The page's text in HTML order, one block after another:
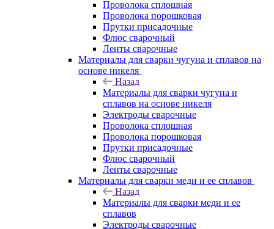
Проволока сплошная
Проволока порошковая
Прутки присадочные
Флюс сварочный
Ленты сварочные
Материалы для сварки чугуна и сплавов на
основе никеля
Назад
Материалы для сварки чугуна и
сплавов на основе никеля
Электроды сварочные
Проволока сплошная
Проволока порошковая
Прутки присадочные
Флюс сварочный
Ленты сварочные
Материалы для сварки меди и ее сплавов
Назад
Материалы для сварки меди и ее
сплавов
Электроды сварочные